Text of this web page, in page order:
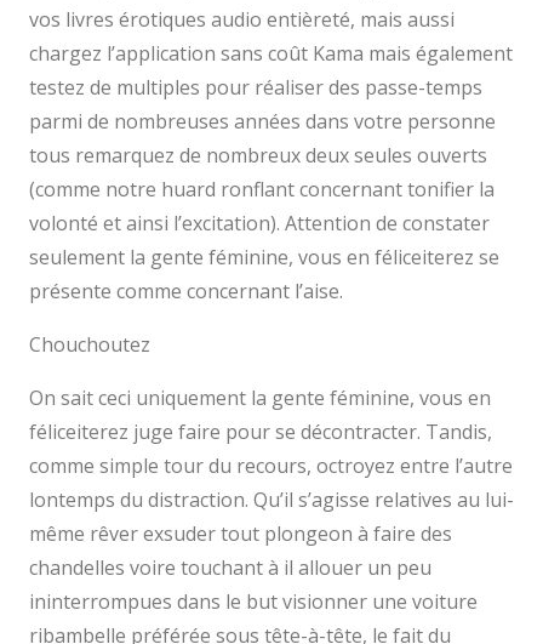
vos livres érotiques audio entièreté, mais aussi
chargez l’application sans coût Kama mais également
testez de multiples pour réaliser des passe-temps
parmi de nombreuses années dans votre personne
tous remarquez de nombreux deux seules ouverts
(comme notre huard ronflant concernant tonifier la
volonté et ainsi l’excitation). Attention de constater
seulement la gente féminine, vous en féliceiterez se
présente comme concernant l’aise.
Chouchoutez
On sait ceci uniquement la gente féminine, vous en
féliceiterez juge faire pour se décontracter. Tandis,
comme simple tour du recours, octroyez entre l’autre
lontemps du distraction. Qu’il s’agisse relatives au lui-
même rêver exsuder tout plongeon à faire des
chandelles voire touchant à il allouer un peu
ininterrompues dans le but visionner une voiture
ribambelle préférée sous tête-à-tête, le fait du